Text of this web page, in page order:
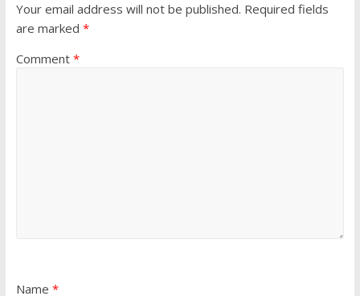
Your email address will not be published. Required fields
are marked *
Comment *
Name *